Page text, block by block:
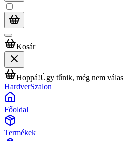
Kosár
Hoppá!Úgy tűnik, még nem
HardverSzalon
Főoldal
Termékek